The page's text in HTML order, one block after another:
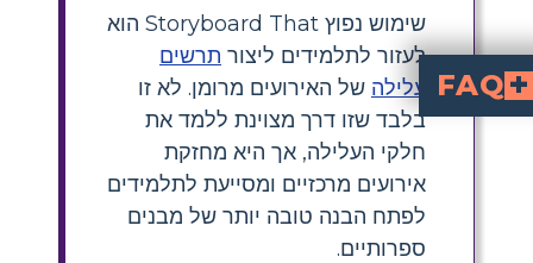
שימוש נפוץ Storyboard That הוא
לעזור לתלמידים ליצור תרשים
עלילה של האירועים מרומן. לא זו
בלבד שזו דרך מצוינת ללמד את
חלקי העלילה, אך היא מחזקת
אירועים מרכזיים ומסייעת לתלמידים
לפתח הבנה טובה יותר של מבנים
ספרותיים.
FAQ